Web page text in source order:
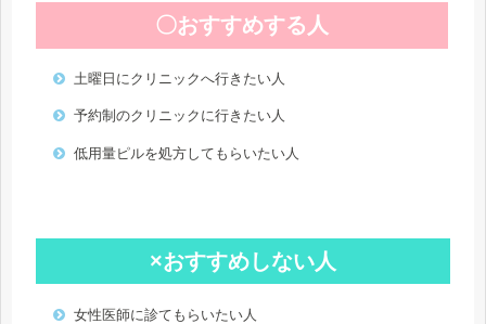
〇おすすめする人
土曜日にクリニックへ行きたい人
予約制のクリニックに行きたい人
低用量ピルを処方してもらいたい人
×おすすめしない人
女性医師に診てもらいたい人